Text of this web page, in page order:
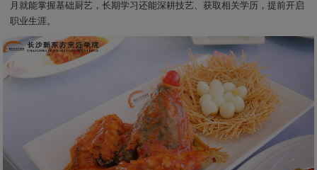
月就能掌握基础厨艺，长期学习还能深耕技艺、获取相关学历，提前开启
职业生涯。